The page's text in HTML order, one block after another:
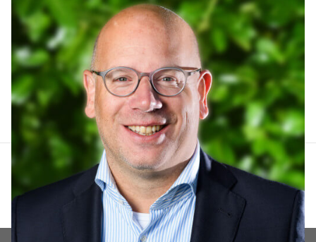
06 551 184 60
arthur@lucvastgoed.nl
Contact opnemen